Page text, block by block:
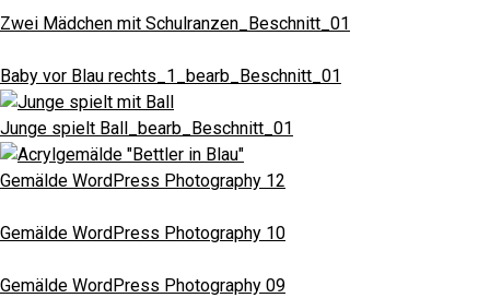
Zwei Mädchen mit Schulranzen_Beschnitt_01
Baby vor Blau rechts_1_bearb_Beschnitt_01
Junge spielt Ball_bearb_Beschnitt_01
Gemälde WordPress Photography 12
Gemälde WordPress Photography 10
Gemälde WordPress Photography 09